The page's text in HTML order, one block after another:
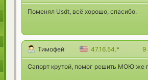
Поменял Usdt, всё хорошо, спасибо.
Тимофей 47.16.54.* 9
Сапорт крутой, помог решить МОЮ же